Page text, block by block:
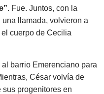
. Fue. Juntos, con la
llamada, volvieron a
cuerpo de Cecilia
barrio Emerenciano para
César volvía de
progenitores en